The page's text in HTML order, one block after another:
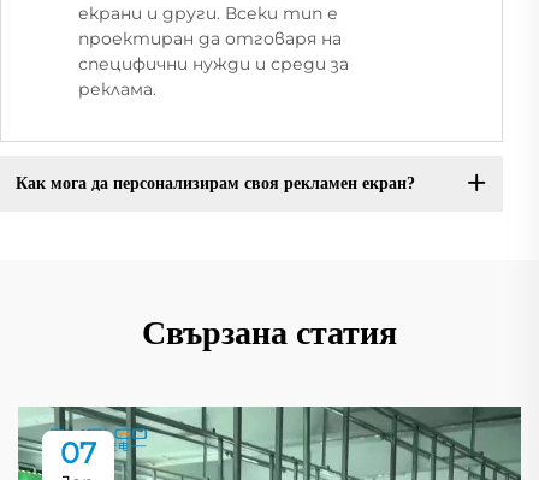
екрани и други. Всеки тип е
проектиран да отговаря на
специфични нужди и среди за
реклама.
Как мога да персонализирам своя рекламен екран?
Свързана статия
07